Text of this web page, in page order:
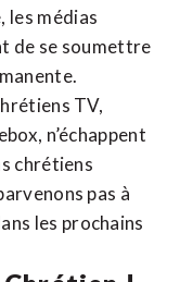
les médias
de se soumettre
TV,
n’échappent
chrétiens
pas à
les prochains